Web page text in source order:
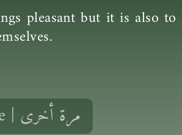
pleasant but it is also to
Another one | مرة أخرى